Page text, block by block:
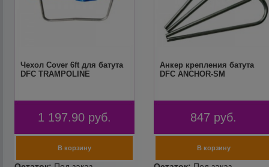
Чехол Cover 6ft для батута
DFC TRAMPOLINE
1 197.90 руб.
Анкер крепления батута
DFC ANCHOR-SM
847 руб.